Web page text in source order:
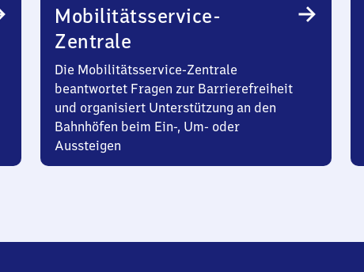
Mobilitätsservice-
Zentrale
Die Mobilitätsservice-Zentrale
beantwortet Fragen zur Barrierefreiheit
und organisiert Unterstützung an den
Bahnhöfen beim Ein-, Um- oder
Aussteigen